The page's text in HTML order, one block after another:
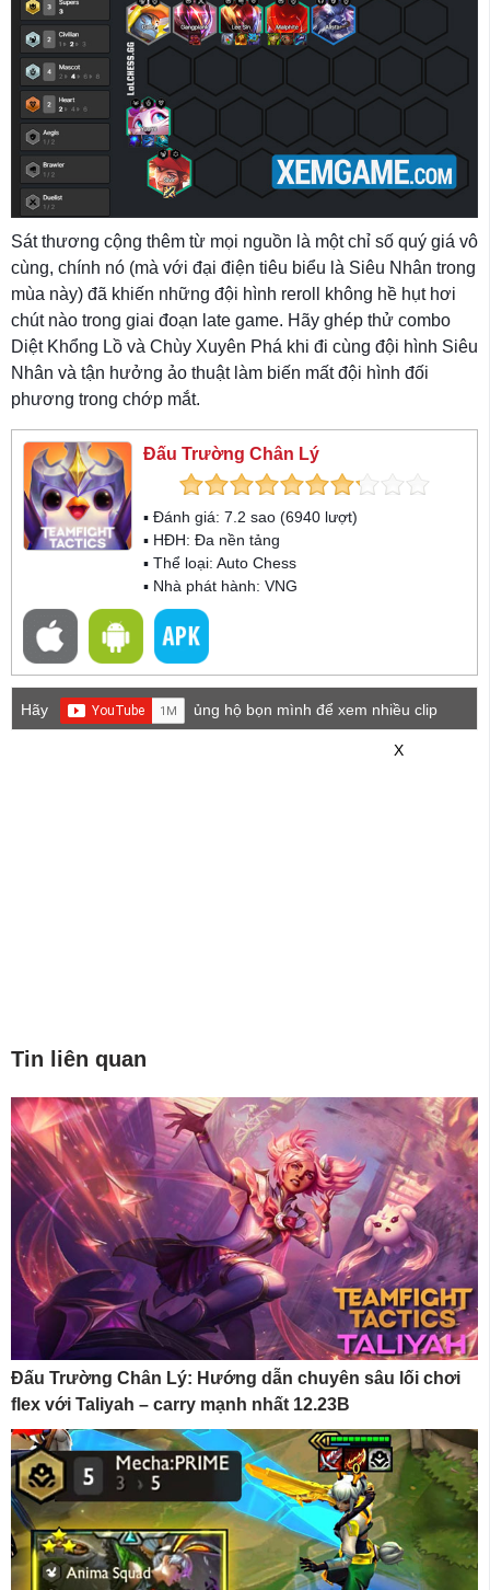
Sát thương cộng thêm từ mọi nguồn là một chỉ số quý giá vô
cùng, chính nó (mà với đại điện tiêu biểu là Siêu Nhân trong
mùa này) đã khiến những đội hình reroll không hề hụt hơi
chút nào trong giai đoạn late game. Hãy ghép thử combo
Diệt Khổng Lồ và Chùy Xuyên Phá khi đi cùng đội hình Siêu
Nhân và tận hưởng ảo thuật làm biến mất đội hình đối
phương trong chớp mắt.
Đấu Trường Chân Lý
▪ Đánh giá: 7.2 sao (6940 lượt)
▪ HĐH: Đa nền tảng
▪ Thể loại: Auto Chess
▪ Nhà phát hành: VNG
Hãy
ủng hộ bọn mình để xem nhiều clip
X
Tin liên quan
Đấu Trường Chân Lý: Hướng dẫn chuyên sâu lối chơi
flex với Taliyah – carry mạnh nhất 12.23B